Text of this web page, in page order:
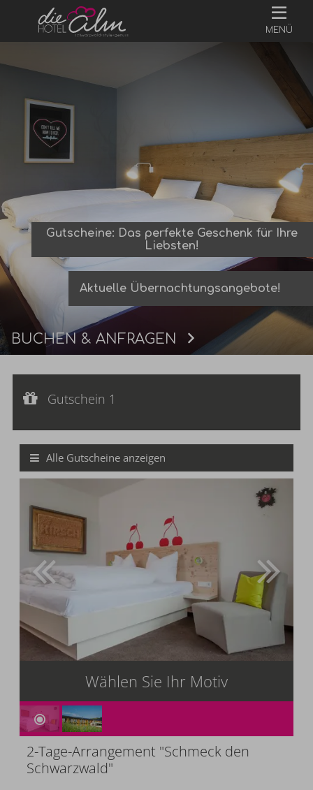
MENÜ
BUCHEN & ANFRAGEN Buchen
Gutscheine: Das perfekte Geschenk für Ihre
Liebsten!
Aktuelle Übernachtungsangebote!
Gutscheinwert:
Gutschein 1
Alle Gutscheine anzeigen
Wählen Sie Ihr Motiv
2-Tage-Arrangement "Schmeck den
Schwarzwald"